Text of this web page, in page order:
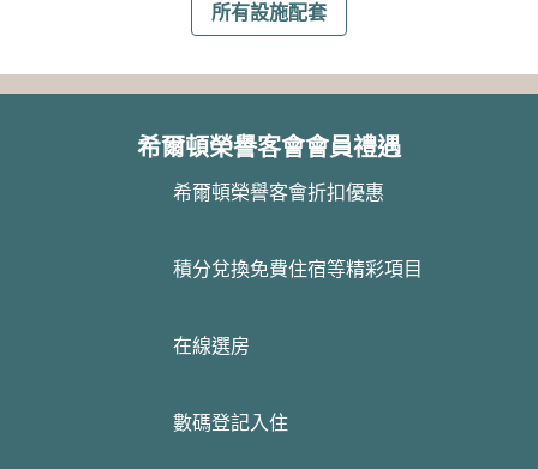
所有設施配套
希爾頓榮譽客會會員禮遇
希爾頓榮譽客會折扣優惠
積分兌換免費住宿等精彩項目
在線選房
數碼登記入住